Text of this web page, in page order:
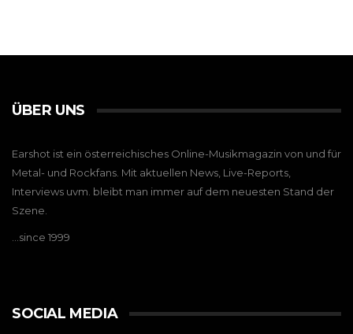
ÜBER UNS
Earshot ist ein österreichisches Online-Musikmagazin von und für
Metal- und Rockfans. Mit aktuellen News, Live-Reports,
Interviews uvm. bleibt man immer auf dem neuesten Stand der
Szene.
…since 1999
SOCIAL MEDIA